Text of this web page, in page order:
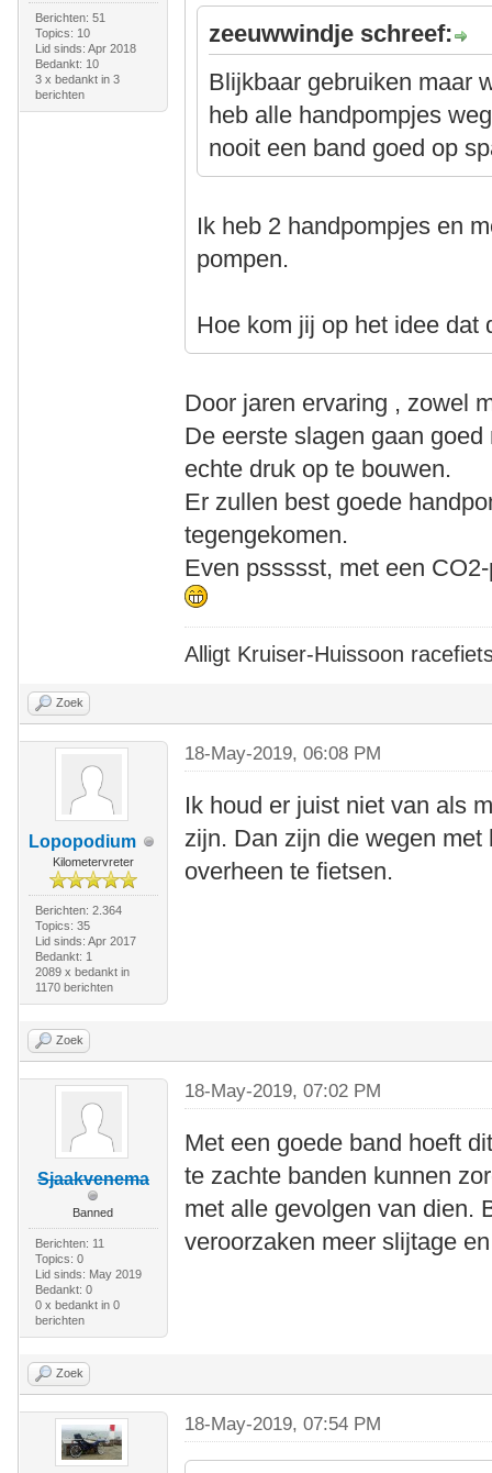
Berichten: 51
Topics: 10
Lid sinds: Apr 2018
Bedankt: 10
3 x bedankt in 3
berichten
zeeuwwindje schreef:
Blijkbaar gebruiken maar
heb alle handpompjes
nooit een band goed op
Ik heb 2 handpompjes en
pompen.
Hoe kom jij op het idee dat
Door jaren ervaring , zowel
De eerste slagen gaan
echte druk op te bouwen.
Er zullen best goede
tegengekomen.
Even pssssst, met een
Alligt Kruiser-Huissoon
Zoek
Lopopodium
Kilometervreter
Berichten: 2.364
Topics: 35
Lid sinds: Apr 2017
Bedankt: 1
2089 x bedankt in
1170 berichten
18-May-2019, 06:08 PM
Ik houd er juist niet van als
zijn. Dan zijn die wegen
overheen te fietsen.
Zoek
Sjaakvenema
Banned
Berichten: 11
Topics: 0
Lid sinds: May 2019
Bedankt: 0
0 x bedankt in 0
berichten
18-May-2019, 07:02 PM
Met een goede band hoeft
te zachte banden kunnen
met alle gevolgen van dien.
veroorzaken meer slijtage
Zoek
18-May-2019, 07:54 PM